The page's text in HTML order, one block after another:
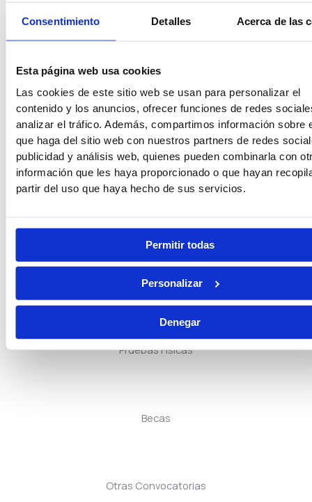
Consentimiento Detalles Acerca de las
Esta página web usa cookies
Las cookies de este sitio web se usan para personalizar el
contenido y los anuncios, ofrecer funciones de redes
analizar el tráfico. Además, compartimos información sobre
que haga del sitio web con nuestros partners de redes
publicidad y análisis web, quienes pueden combinarla con
información que les haya proporcionado o que hayan
partir del uso que haya hecho de sus servicios.
Permitir todas
Personalizar
Denegar
Tramitación Procesal
Gestión Procesal
Guarda Rural
Pruebas Físicas
Becas
Otras Convocatorias